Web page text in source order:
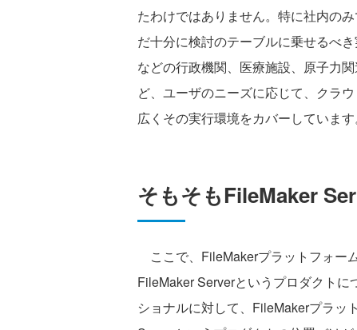
たわけではありません。特に社内の
だ十分に検討のテーブルに乗せるべ
などの行政機関、医療施設、原子力
ど、ユーザのニーズに応じて、クラ
広くその実行環境をカバーしています
そもそもFileMaker
ここで、FileMakerプラットフォー
FileMaker Serverというプロダクト
ショナルに対して、FileMakerプラッ